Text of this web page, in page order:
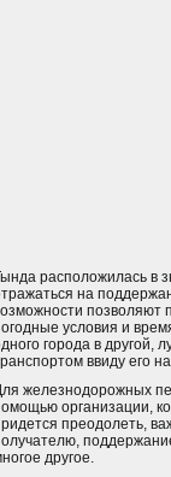
расположилась в
на
позволяют
условия и
города в другой,
ввиду его
железнодорожных
организации,
преодолеть,
другое.